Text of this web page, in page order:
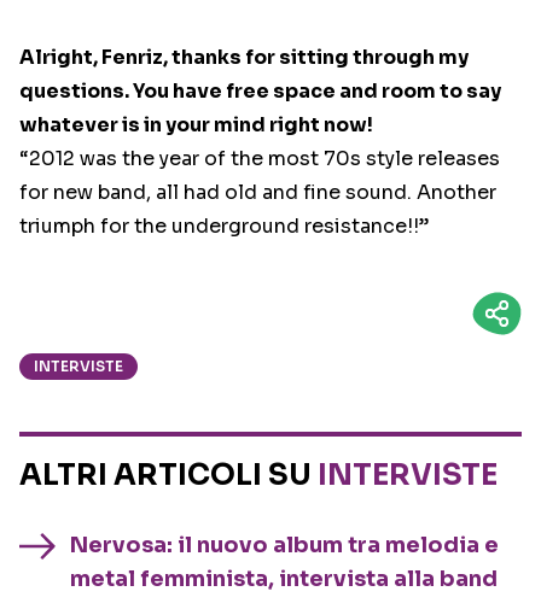
Alright, Fenriz, thanks for sitting through my
questions. You have free space and room to say
whatever is in your mind right now!
“2012 was the year of the most 70s style releases
for new band, all had old and fine sound. Another
triumph for the underground resistance!!”
INTERVISTE
ALTRI ARTICOLI SU INTERVISTE
Nervosa: il nuovo album tra melodia e
metal femminista, intervista alla band